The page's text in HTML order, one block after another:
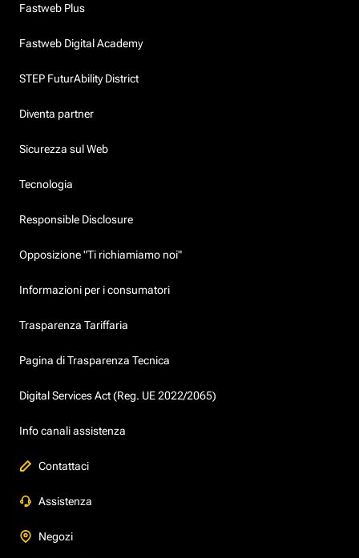
Fastweb Plus
Fastweb Digital Academy
STEP FuturAbility District
Diventa partner
Sicurezza sul Web
Tecnologia
Responsible Disclosure
Opposizione "Ti richiamiamo noi"
Informazioni per i consumatori
Trasparenza Tariffaria
Pagina di Trasparenza Tecnica
Digital Services Act (Reg. UE 2022/2065)
Info canali assistenza
Contattaci
Assistenza
Negozi